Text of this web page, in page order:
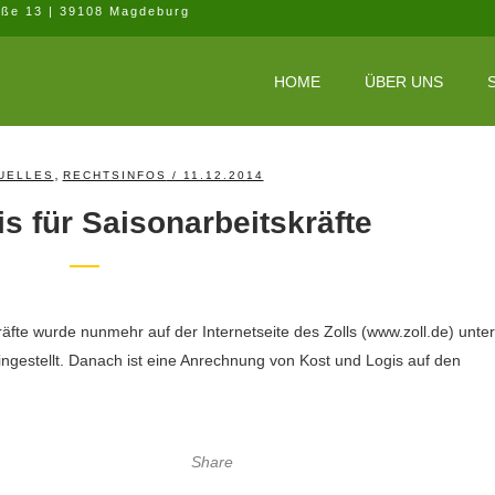
13 | 39108 Magdeburg
HOME ÜBER UNS
RECHTSINFOS / 11.12.2014
für Saisonarbeitskräfte
wurde nunmehr auf der Internetseite des Zolls (www.zoll.de)
Danach ist eine Anrechnung von Kost und Logis auf den
Share